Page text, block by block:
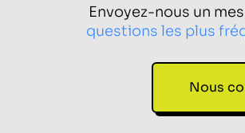
Envoyez-nous un
questions les plus
Nous